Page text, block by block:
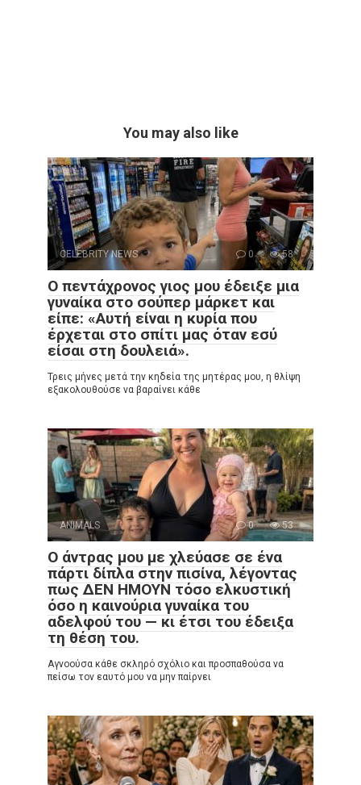
You may also like
CELEBRITY NEWS 0 58
Ο πεντάχρονος γιος μου έδειξε μια
γυναίκα στο σούπερ μάρκετ και
είπε: «Αυτή είναι η κυρία που
έρχεται στο σπίτι μας όταν εσύ
είσαι στη δουλειά».
Τρεις μήνες μετά την κηδεία της μητέρας μου, η θλίψη
εξακολουθούσε να βαραίνει κάθε
ANIMALS 0 53
Ο άντρας μου με χλεύασε σε ένα
πάρτι δίπλα στην πισίνα, λέγοντας
πως ΔΕΝ ΗΜΟΥΝ τόσο ελκυστική
όσο η καινούρια γυναίκα του
αδελφού του — κι έτσι του έδειξα
τη θέση του.
Αγνοούσα κάθε σκληρό σχόλιο και προσπαθούσα να
πείσω τον εαυτό μου να μην παίρνει